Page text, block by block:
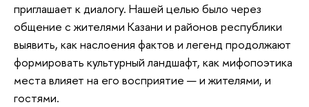
приглашает к диалогу. Нашей целью было через
общение с жителями Казани и районов республики
выявить, как наслоения фактов и легенд продолжают
формировать культурный ландшафт, как мифопоэтика
места влияет на его восприятие — и жителями, и
гостями.